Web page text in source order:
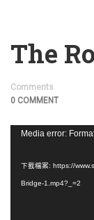
The
Comments
0 COMMENT
Media error:
下載檔案: https://
Bridge-1.mp4?_=2